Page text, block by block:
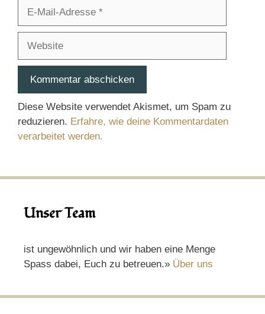
Adresse
Diese Website verwendet Akismet, um Spam zu
reduzieren. Erfahre, wie deine Kommentardaten
verarbeitet werden.
Unser Team
ist ungewöhnlich und wir haben eine Menge
Spass dabei, Euch zu betreuen.» Über uns